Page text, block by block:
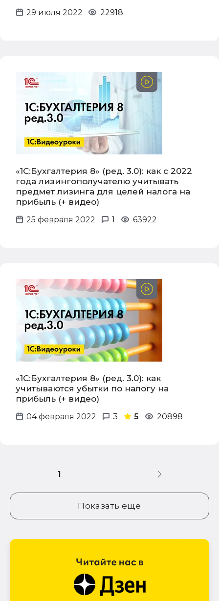
29 июля 2022 22918
«1С:Бухгалтерия 8» (ред. 3.0): как с 2022
года лизингополучателю учитывать
предмет лизинга для целей налога на
прибыль (+ видео)
25 февраля 2022 1 63922
«1С:Бухгалтерия 8» (ред. 3.0): как
учитываются убытки по налогу на
прибыль (+ видео)
04 февраля 2022 3 5 20898
Показать еще
1